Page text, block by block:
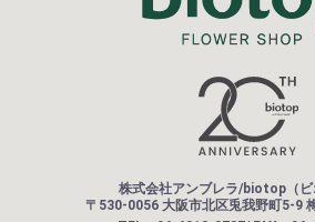
株式会社アンブレラ/biotop（ビ
〒530-0056 大阪市北区兎我野町5-9